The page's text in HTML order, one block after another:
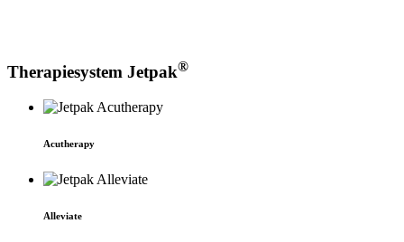
Therapie­system Jetpak®
Acu­therapy
Alleviate